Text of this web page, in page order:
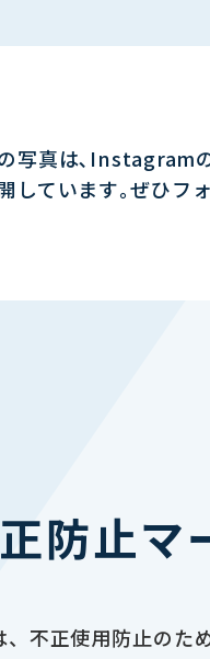
写真は､Instagram
しています｡ぜひフ
防止マ
不正使用防止のた